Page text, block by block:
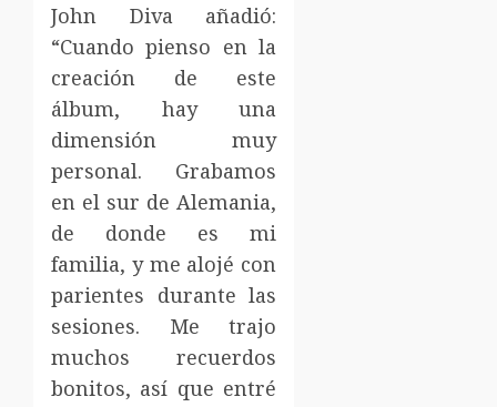
John Diva añadió:
“Cuando pienso en la
creación de este
álbum, hay una
dimensión muy
personal. Grabamos
en el sur de Alemania,
de donde es mi
familia, y me alojé con
parientes durante las
sesiones. Me trajo
muchos recuerdos
bonitos, así que entré